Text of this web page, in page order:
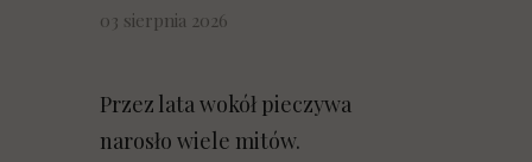
03 sierpnia 2026
Przez lata wokół pieczywa
narosło wiele mitów.